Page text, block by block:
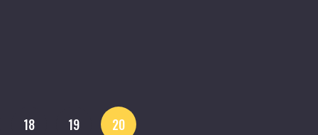
18 19 20